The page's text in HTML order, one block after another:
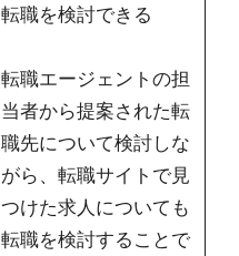
転職を検討できる
転職エージェントの担
当者から提案された転
職先について検討しな
がら、転職サイトで見
つけた求人についても
転職を検討することで